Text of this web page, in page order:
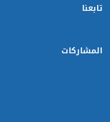
تابعنا
المشاركات